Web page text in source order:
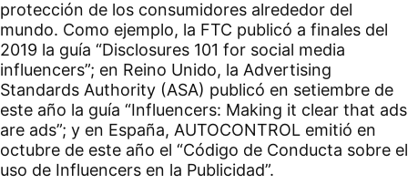
protección de los consumidores alrededor del
mundo. Como ejemplo, la FTC publicó a finales del
2019 la guía “Disclosures 101 for social media
influencers”; en Reino Unido, la Advertising
Standards Authority (ASA) publicó en setiembre de
este año la guía “Influencers: Making it clear that ads
are ads”; y en España, AUTOCONTROL emitió en
octubre de este año el “Código de Conducta sobre el
uso de Influencers en la Publicidad”.